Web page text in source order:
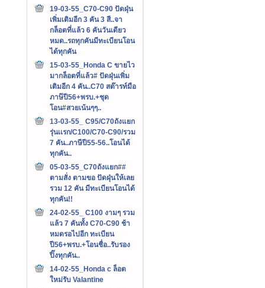
19-03-55_C70-C90 ปัดฝุ่น
เพิ่มเติมอีก 3 คัน 3 สี..จา
กล็อตที่แล้ว 6 คันวันเดียว
หมด..รถทุกคันมีทะเบียนโอน
ได้ทุกคัน
15-03-55_Honda C ขายไว
มากล็อตที่แล้ว# ปัดฝุ่นเพิ่ม
เติมอีก 4 คัน..C70 สต๊ารท์มือ
ภาษ๊ปี56+พรบ.+ชุด
โอน#สวยเน้นๆๆ..
13-03-55_ C95/C70ถังแยก
รุ่นเเรก/C100/C70-C90/รวม
7 คัน..ภาษีปี55-56..โอนได้
ทุกคัน..
05-03-55_C70ถังแยก##
ตามสั่ง ตามขอ ปัดฝุ่นให้เลย
รวม 12 คัน มีทะเบียนโอนได้
ทุกคัน!!
24-02-55_ C100 งามๆ รวม
แล้ว 7 คันทั้ง C70-C90 ช้า
หมดรอไปอีก ทะเบียน
ปี56+พรบ.+โอนชื่อ..รับรอง
ปิ๊งทุกคัน..
14-02-55_Honda c ล็อต
ใหม่รับ Valantine